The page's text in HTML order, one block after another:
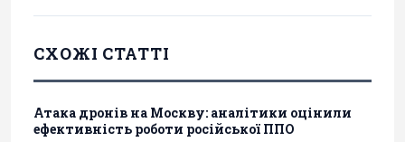
СХОЖІ СТАТТІ
Атака дронів на Москву: аналітики оцінили
ефективність роботи російської ППО